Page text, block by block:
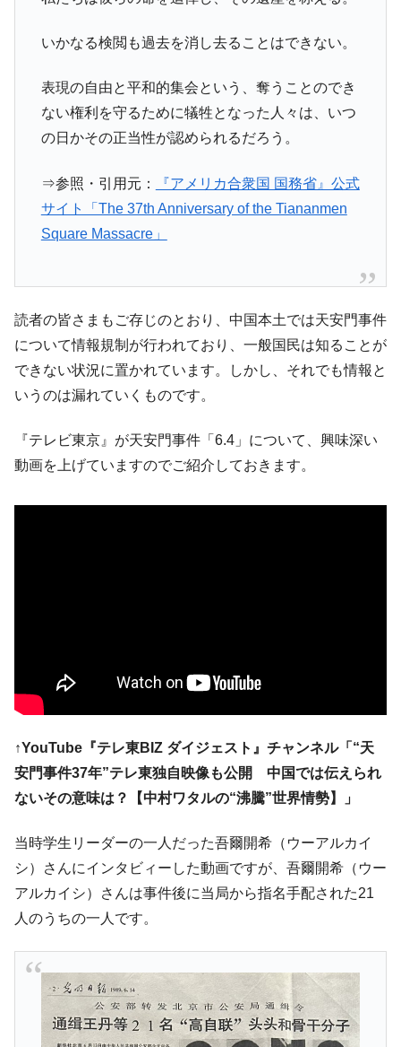
ぎ」では。
営業利益80.2％も減少
『Money1』
米国下院「韓国の公務員個人をターゲット
にぶん殴る法案」提出！⇒ クーパン問題は合衆国企業に対
『Money1』
韓国ボンクラ政策室長･金容範、株価暴落に
他人事のような発言。
『Money1』
韓国半導体『SKハイニックス』2026年2Qの
『Money1』
韓国･加徳島新国際空港「またも暗礁」の危
日(水)もサイドカー・サーキットブレイカーの二段コンボ
発動！
『Money1』
IT産業は人を雇用する効果は低い。全産業の
韓国「株式市場が賭博場のように変質した
のは政界の責任だ」
『Money1』
韓国「2026年1Q 資金循環統計」面白い結果
Fact1
府県とは？
Fact1 今話題の「楽天ライオンズ」とは？
Fact1 奇跡の毛色「白毛馬」とは？
Fact1
全て勝つといくら？ 競馬GI競走で勝利騎手がもら
平成仮面ライダーの意外すぎるモチーフとは？
Fact1
発表から2日で大崩壊、鳴かず飛ばずに終わりそう
だった選手とは？
Fact1
甲子園通算本塁打、最多の清原に次いで多く打っ
ている意外な選手とは？
セレクトセールの高額取引馬が稼いだ金額とは？
いかなる検閲も過去を消し去ることはできない。
表現の自由と平和的集会という、奪うことのでき
ない権利を守るために犠牲となった人々は、いつ
の日かその正当性が認められるだろう。
⇒参照・引用元：
『アメリカ合衆国 国務省』公式
サイト「The 37th Anniversary of the Tiananmen
Square Massacre」
読者の皆さまもご存じのとおり、中国本土では天安門事件
について情報規制が行われており、一般国民は知ることが
できない状況に置かれています。しかし、それでも情報と
いうのは漏れていくものです。
『テレビ東京』が天安門事件「6.4」について、興味深い
動画を上げていますのでご紹介しておきます。
↑YouTube『テレ東BIZ ダイジェスト』チャンネル「“天
安門事件37年”テレ東独自映像も公開 中国では伝えられ
ないその意味は？【中村ワタルの“沸騰”世界情勢】」
当時学生リーダーの一人だった吾爾開希（ウーアルカイ
シ）さんにインタビィーした動画ですが、吾爾開希（ウー
アルカイシ）さんは事件後に当局から指名手配された21
人のうちの一人です。